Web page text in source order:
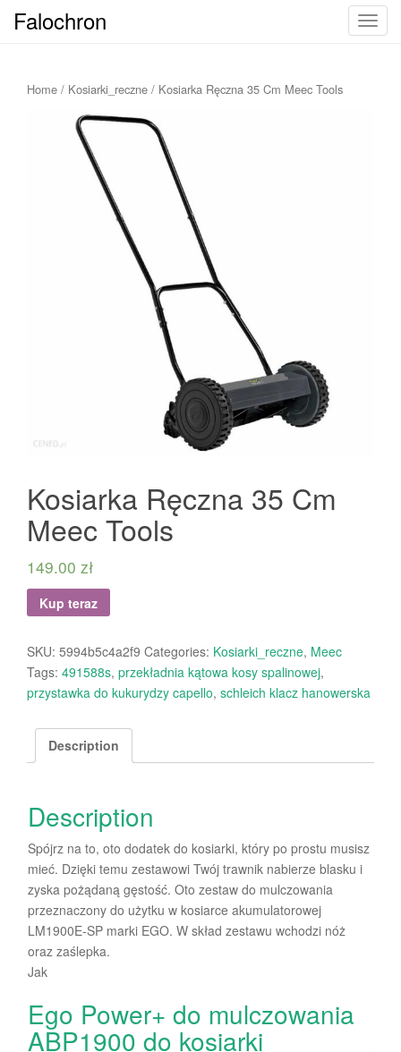
T
Falochron
Home / Kosiarki_reczne / Kosiarka Ręczna 35 Cm Meec Tools
Kosiarka Ręczna 35 Cm
Meec Tools
149.00 zł
Kup teraz
SKU: 5994b5c4a2f9 Categories: Kosiarki_reczne, Meec
Tags: 491588s, przekładnia kątowa kosy spalinowej,
przystawka do kukurydzy capello, schleich klacz hanowerska
Description
Description
Spójrz na to, oto dodatek do kosiarki, który po prostu musisz
mieć. Dzięki temu zestawowi Twój trawnik nabierze blasku i
zyska pożądaną gęstość. Oto zestaw do mulczowania
przeznaczony do użytku w kosiarce akumulatorowej
LM1900E-SP marki EGO. W skład zestawu wchodzi nóż
oraz zaślepka.
Jak
Ego Power+ do mulczowania
ABP1900 do kosiarki